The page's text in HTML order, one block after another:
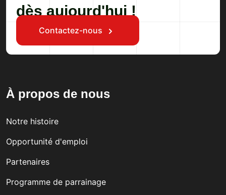
dès aujourd'hui !
Contactez-nous
À propos de nous
Notre histoire
Opportunité d'emploi
Partenaires
Programme de parrainage